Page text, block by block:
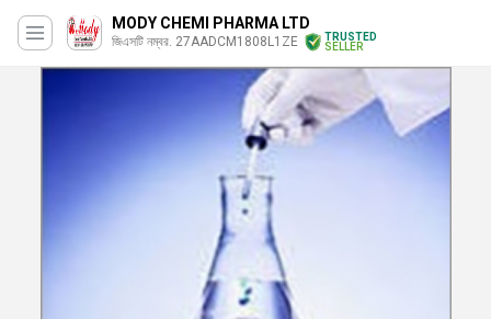
MODY CHEMI PHARMA LTD
জিএসটি নম্বর. 27AADCM1808L1ZE
TRUSTED
SELLER